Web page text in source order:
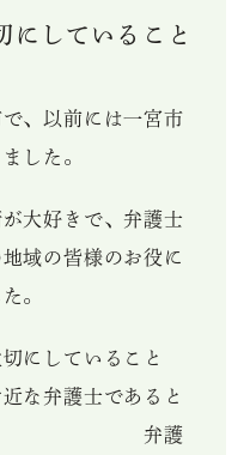
にしていること
、以前には一宮市
した。
大好きで、弁護士
域の皆様のお役に
。
にしていること
な弁護士であると
。 弁護